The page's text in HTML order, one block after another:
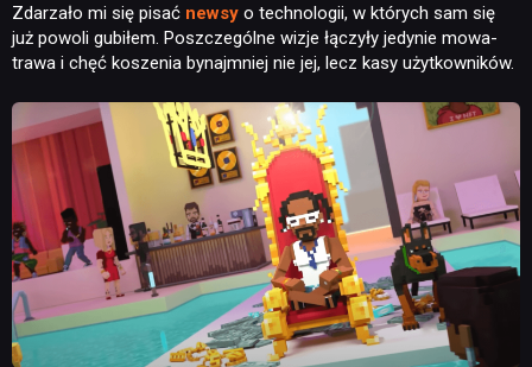
Zdarzało mi się pisać newsy o technologii, w których sam się
już powoli gubiłem. Poszczególne wizje łączyły jedynie mowa-
trawa i chęć koszenia bynajmniej nie jej, lecz kasy użytkowników.